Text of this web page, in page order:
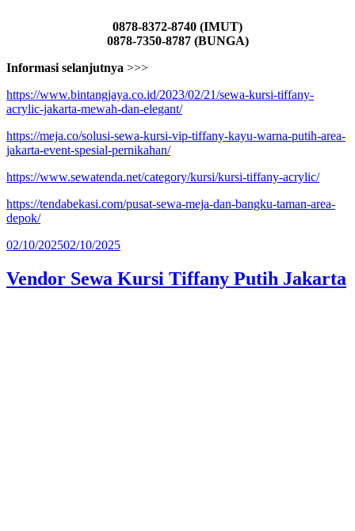
0878-8372-8740 (IMUT)
0878-7350-8787 (BUNGA)
Informasi selanjutnya >>>
https://www.bintangjaya.co.id/2023/02/21/sewa-kursi-tiffany-
acrylic-jakarta-mewah-dan-elegant/
https://meja.co/solusi-sewa-kursi-vip-tiffany-kayu-warna-putih-area-
jakarta-event-spesial-pernikahan/
https://www.sewatenda.net/category/kursi/kursi-tiffany-acrylic/
https://tendabekasi.com/pusat-sewa-meja-dan-bangku-taman-area-
depok/
Diposkan
02/10/202502/10/2025
Vendor Sewa Kursi Tiffany Putih Jakarta